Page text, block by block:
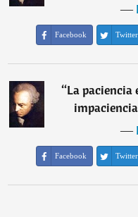
―
Facebook Twitter
“La paciencia
―
Facebook Twitter